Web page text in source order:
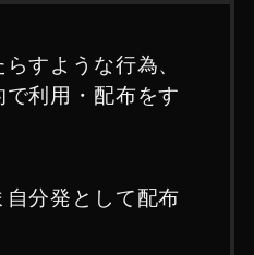
すような行為、
で利用・配布をす
分発として配布